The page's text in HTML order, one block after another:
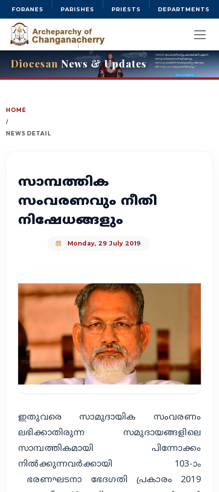
FORANES PARISHES PRIESTS DEPARTMENTS
Diocesan News & Updates
HOME
/
NEWS DETAIL
സാമ്പത്തിക
സംവരണവും നീതി
നിഷേധങ്ങളും
Monday, 29 July 2019
ഇതുവരെ സാമുദായിക സംവരണം
ലഭിക്കാതിരുന്ന സമുദായങ്ങളിലെ
സാമ്പത്തികമായി പിന്നോക്കം
നിൽക്കുന്നവർക്കായി 103-ാം
ഭരണഘടനാ ഭേദഗതി പ്രകാരം 2019